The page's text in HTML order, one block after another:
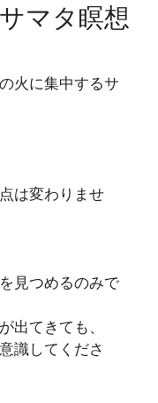
マタ瞑想
火に集中するサ
は変わりませ
見つめるのみで
出てきても、
識してくださ